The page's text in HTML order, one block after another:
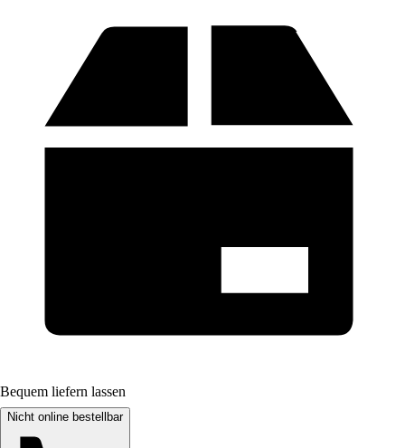
Bequem liefern lassen
Nicht online bestellbar